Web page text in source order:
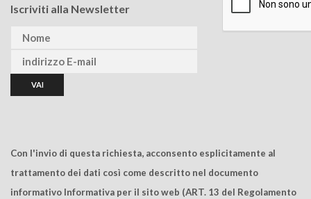
Iscriviti alla Newsletter
Con l'invio di questa richiesta, acconsento esplicitamente al
trattamento dei dati così come descritto nel documento
informativo Informativa per il sito web (ART. 13 del Regolamento